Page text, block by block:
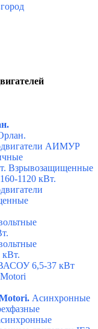
АИМУР
Взрывозащищенные
1120 кВт.
6,5-37 кВт
Асинхронные